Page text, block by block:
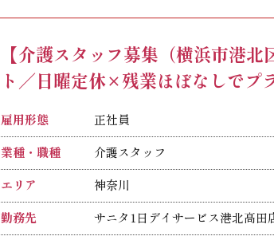
理学療法士
柔道整復師
鍼灸師
【介護スタッフ募集（横浜市港
ト／日曜定休×残業ほぼなしでプ
雇用形態 正社員
業種・職種 介護スタッフ
エリア 神奈川
勤務先 サニタ1日デイサービス港北高田